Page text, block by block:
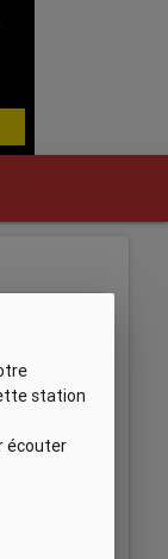
station
écouter